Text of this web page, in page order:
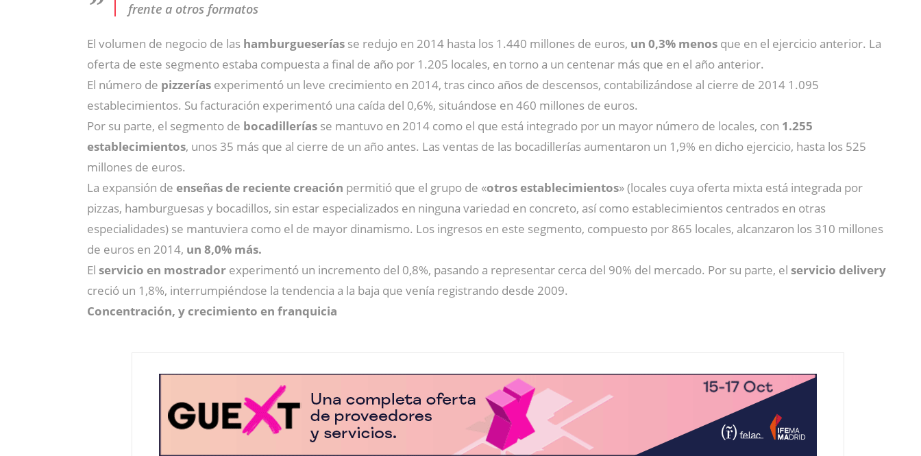
frente a otros formatos
El volumen de negocio de las hamburgueserías se redujo en 2014 hasta los 1.440 millones de euros, un 0,3% menos que en el ejercicio anterior. La
oferta de este segmento estaba compuesta a final de año por 1.205 locales, en torno a un centenar más que en el año anterior.
El número de pizzerías experimentó un leve crecimiento en 2014, tras cinco años de descensos, contabilizándose al cierre de 2014 1.095
establecimientos. Su facturación experimentó una caída del 0,6%, situándose en 460 millones de euros.
Por su parte, el segmento de bocadillerías se mantuvo en 2014 como el que está integrado por un mayor número de locales, con 1.255
establecimientos, unos 35 más que al cierre de un año antes. Las ventas de las bocadillerías aumentaron un 1,9% en dicho ejercicio, hasta los 525
millones de euros.
La expansión de enseñas de reciente creación permitió que el grupo de «otros establecimientos» (locales cuya oferta mixta está integrada por
pizzas, hamburguesas y bocadillos, sin estar especializados en ninguna variedad en concreto, así como establecimientos centrados en otras
especialidades) se mantuviera como el de mayor dinamismo. Los ingresos en este segmento, compuesto por 865 locales, alcanzaron los 310 millones
de euros en 2014, un 8,0% más.
El servicio en mostrador experimentó un incremento del 0,8%, pasando a representar cerca del 90% del mercado. Por su parte, el servicio delivery
creció un 1,8%, interrumpiéndose la tendencia a la baja que venía registrando desde 2009.
Concentración, y crecimiento en franquicia